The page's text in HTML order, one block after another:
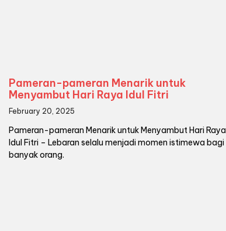
Pameran-pameran Menarik untuk
Menyambut Hari Raya Idul Fitri
February 20, 2025
Pameran-pameran Menarik untuk Menyambut Hari Raya
Idul Fitri – Lebaran selalu menjadi momen istimewa bagi
banyak orang.